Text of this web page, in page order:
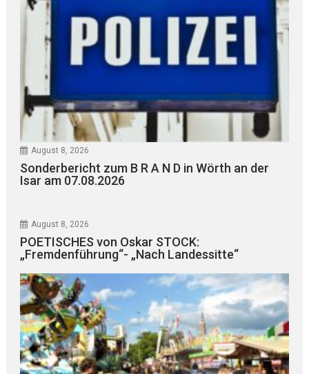
August 8, 2026
Sonderbericht zum B R A N D in Wörth an der
Isar am 07.08.2026
August 8, 2026
POETISCHES von Oskar STOCK:
„Fremdenführung“- „Nach Landessitte“